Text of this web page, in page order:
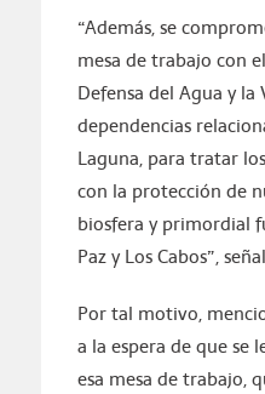
“Además, se
mesa de trabajo con
Defensa del Agua y la
dependencias
Laguna, para tratar
con la protección de
biosfera y primordial
Paz y Los Cabos”,
Por tal motivo,
a la espera de que se
esa mesa de trabajo,